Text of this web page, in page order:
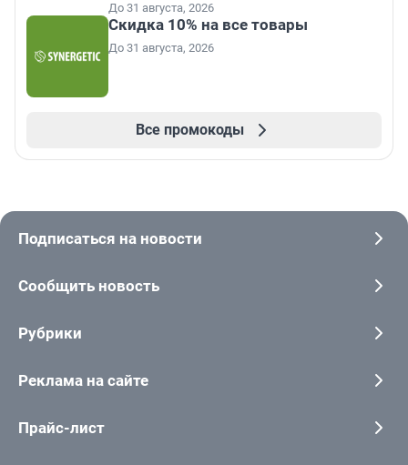
До 31 августа, 2026
Скидка 10% на все товары
До 31 августа, 2026
Все промокоды
Подписаться на новости
Сообщить новость
Рубрики
Реклама на сайте
Прайс-лист